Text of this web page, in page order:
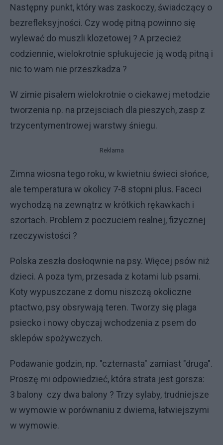
Następny punkt, który was zaskoczy, świadczący o
bezrefleksyjności. Czy wodę pitną powinno się
wylewać do muszli klozetowej ? A przecież
codziennie, wielokrotnie spłukujecie ją wodą pitną i
nic to wam nie przeszkadza ?
W zimie pisałem wielokrotnie o ciekawej metodzie
tworzenia np. na przejsciach dla pieszych, zasp z
trzycentymentrowej warstwy śniegu.
Reklama
Zimna wiosna tego roku, w kwietniu świeci słońce,
ale temperatura w okolicy 7-8 stopni plus. Faceci
wychodzą na zewnątrz w krótkich rękawkach i
szortach. Problem z poczuciem realnej, fizycznej
rzeczywistości ?
Polska zeszła dosłoqwnie na psy. Więcej psów niż
dzieci. A poza tym, przesada z kotami lub psami.
Koty wypuszczane z domu niszczą okoliczne
ptactwo, psy obsrywają teren. Tworzy się plaga
psiecko i nowy obyczaj wchodzenia z psem do
sklepów spożywczych.
Podawanie godzin, np. "czternasta" zamiast "druga".
Proszę mi odpowiedzieć, która strata jest gorsza:
3 balony czy dwa balony ? Trzy sylaby, trudniejsze
w wymowie w porównaniu z dwiema, łatwiejszymi
w wymowie.